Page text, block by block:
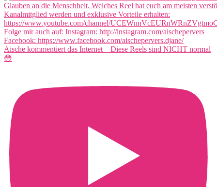
Aische kommentiert das Internet – Diese Reels sind NICHT normal
😳